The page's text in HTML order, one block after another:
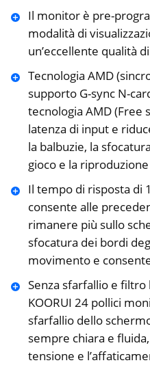
Il monitor è pre-
modalità di
un’eccellente qualità
Tecnologia AMD
supporto G-sync N-
tecnologia AMD (Free
latenza di input e
la balbuzie, la
gioco e la
Il tempo di risposta di
consente alle
rimanere più sullo
sfocatura dei bordi
movimento e
Senza sfarfallio e
KOORUI 24 pollici
sfarfallio dello
sempre chiara e
tensione e